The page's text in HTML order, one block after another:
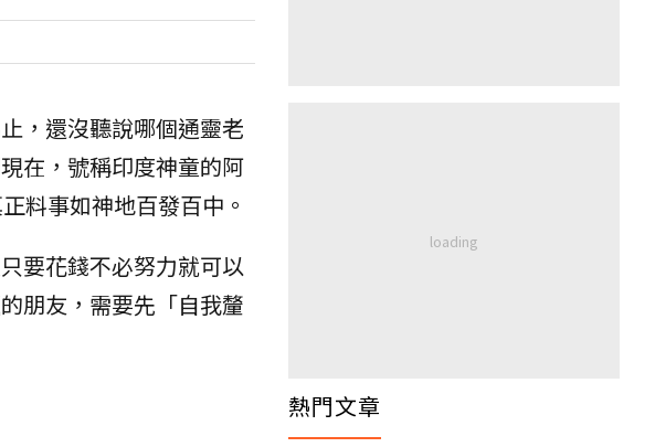
，還沒聽說哪個通靈老
在，號稱印度神童的阿
料事如神地百發百中。
要花錢不必努力就可以
朋友，需要先「自我釐
熱門文章